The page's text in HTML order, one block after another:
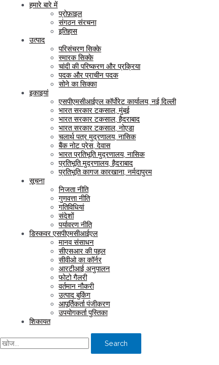
हमारे बारे में
प्रोफ़ाइल
संगठन संरचना
इतिहास
उत्पाद
परिसंचरण सिक्के
स्मारक सिक्के
चांदी की परिष्करण और प्रक्रिया
पदक और प्राचीन पदक
सोने का सिक्का
इकाइयां
एसपीएमसीआईएल कॉर्पोरेट कार्यालय, नई दिल्ली
भारत सरकार टकसाल, मुंबई
भारत सरकार टकसाल, हैदराबाद
भारत सरकार टकसाल, नोएडा
चलार्थ पत्र मुद्रणालय, नासिक
बैंक नोट प्रेस, देवास
भारत प्रतिभूति मुद्रणालय, नासिक
प्रतिभूति मुद्रणालय, हैदराबाद
प्रतिभूति कागज कारखाना, नर्मदापुरम
सूचना
निजता नीति
गुणवत्ता नीति
गतिविधियां
संदेशों
पर्यावरण नीति
डिस्कवर एसपीएमसीआईएल
मानव संसाधन
सीएसआर की पहल
सीवीओ का कॉर्नर
आरटीआई अनुपालन
फोटो गैलरी
वर्तमान नौकरी
उत्पाद बुकिंग
आपूर्तिकर्ता पंजीकरण
उपयोगकर्ता पुस्तिका
शिकायत
Search